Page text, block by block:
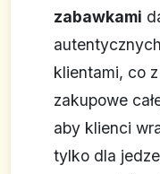
zabawkami
klientami, co
zakupowe
aby klienci
tylko dla